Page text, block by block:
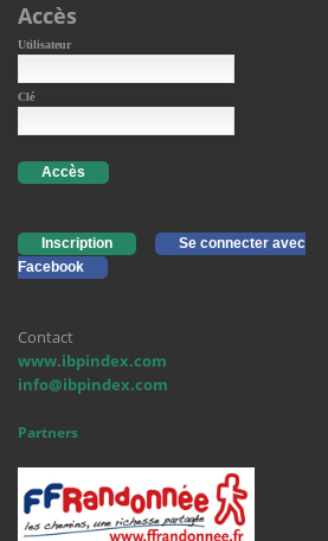
Accès
Utilisateur
Clé
Accès
Inscription
Se connecter avec
Facebook
Contact
www.ibpindex.com
info@ibpindex.com
Partners